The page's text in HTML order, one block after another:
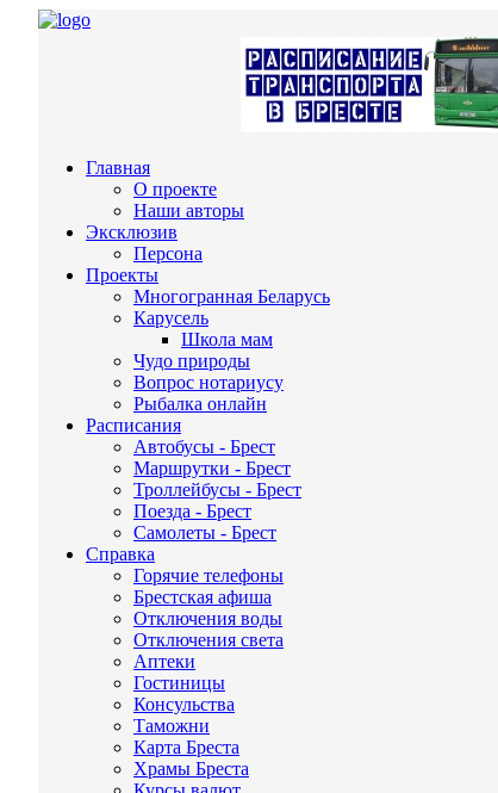
Главная
О проекте
Наши авторы
Эксклюзив
Персона
Проекты
Многогранная Беларусь
Карусель
Школа мам
Чудо природы
Вопрос нотариусу
Рыбалка онлайн
Расписания
Автобусы - Брест
Маршрутки - Брест
Троллейбусы - Брест
Поезда - Брест
Самолеты - Брест
Справка
Горячие телефоны
Брестская афиша
Отключения воды
Отключения света
Аптеки
Гостиницы
Консульства
Таможни
Карта Бреста
Храмы Бреста